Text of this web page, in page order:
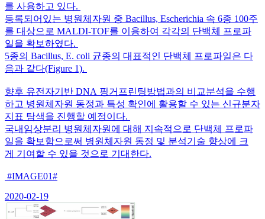
를 사용하고 있다.
등록되어있는 병원체자원 중 Bacillus, Escherichia 속 6종 100주
를 대상으로 MALDI-TOF를 이용하여 각각의 단백체 프로파
일을 확보하였다.
5종의 Bacillus, E. coli 균종의 대표적인 단백체 프로파일은 다
음과 같다(Figure 1).
향후 유전자기반 DNA 핑거프린팅방법과의 비교분석을 수행
하고 병원체자원 동정과 특성 확인에 활용할 수 있는 신규분자
지표 탐색을 진행할 예정이다.
국내임상분리 병원체자원에 대해 지속적으로 단백체 프로파
일을 확보함으로써 병원체자원 동정 및 분석기술 향상에 크
게 기여할 수 있을 것으로 기대한다.
#IMAGE01#
2020-02-19